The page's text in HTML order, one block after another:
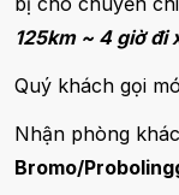
125km ~ 4 giờ đi
Quý khách gọi
Nhận phòng
Bromo/